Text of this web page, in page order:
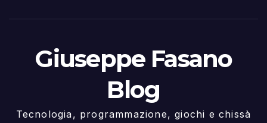
Giuseppe Fasano
Blog
Tecnologia, programmazione, giochi e chissà